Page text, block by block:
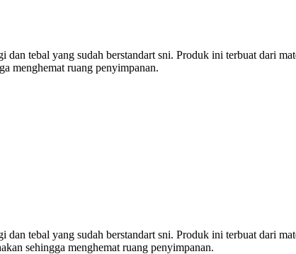
dan tebal yang sudah berstandart sni. Produk ini terbuat dari
menghemat ruang penyimpanan.
dan tebal yang sudah berstandart sni. Produk ini terbuat dari
sehingga menghemat ruang penyimpanan.